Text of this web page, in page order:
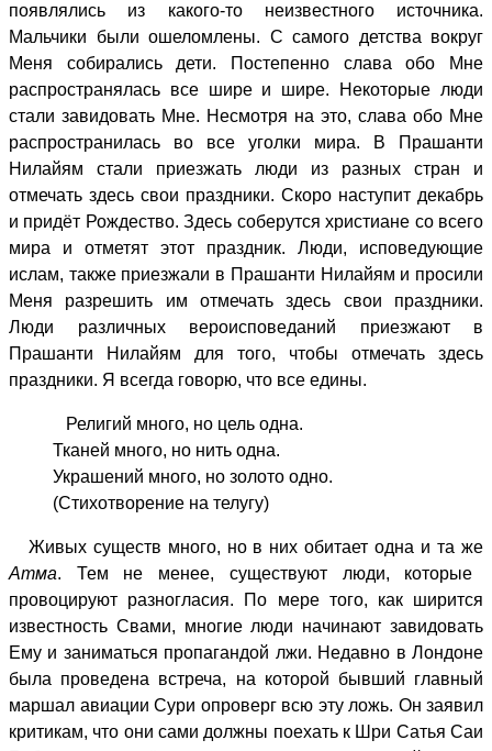
появлялись из какого-то неизвестного источника.
Мальчики были ошеломлены. С самого детства вокруг
Меня собирались дети. Постепенно слава обо Мне
распространялась все шире и шире. Некоторые люди
стали завидовать Мне. Несмотря на это, слава обо Мне
распространилась во все уголки мира. В Прашанти
Нилайям стали приезжать люди из разных стран и
отмечать здесь свои праздники. Скоро наступит декабрь
и придёт Рождество. Здесь соберутся христиане со всего
мира и отметят этот праздник. Люди, исповедующие
ислам, также приезжали в Прашанти Нилайям и просили
Меня разрешить им отмечать здесь свои праздники.
Люди различных вероисповеданий приезжают в
Прашанти Нилайям для того, чтобы отмечать здесь
праздники. Я всегда говорю, что все едины.
Религий много, но цель одна.
Тканей много, но нить одна.
Украшений много, но золото одно.
(Стихотворение на телугу)
Живых существ много, но в них обитает одна и та же
Атма. Тем не менее, существуют люди, которые
провоцируют разногласия. По мере того, как ширится
известность Свами, многие люди начинают завидовать
Ему и заниматься пропагандой лжи. Недавно в Лондоне
была проведена встреча, на которой бывший главный
маршал авиации Сури опроверг всю эту ложь. Он заявил
критикам, что они сами должны поехать к Шри Сатья Саи